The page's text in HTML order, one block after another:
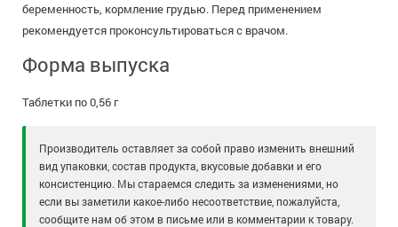
беременность, кормление грудью. Перед применением
рекомендуется проконсультироваться с врачом.
Форма выпуска
Таблетки по 0,56 г
Производитель оставляет за собой право изменить внешний
вид упаковки, состав продукта, вкусовые добавки и его
консистенцию. Мы стараемся следить за изменениями, но
если вы заметили какое-либо несоответствие, пожалуйста,
сообщите нам об этом в письме или в комментарии к товару.